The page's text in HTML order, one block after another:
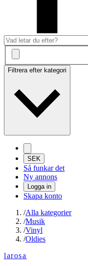
Filtrera efter kategori
SEK
Så funkar det
Ny annons
Logga in
Skapa konto
/Alla kategorier
/Musik
/Vinyl
/Oldies
larosa